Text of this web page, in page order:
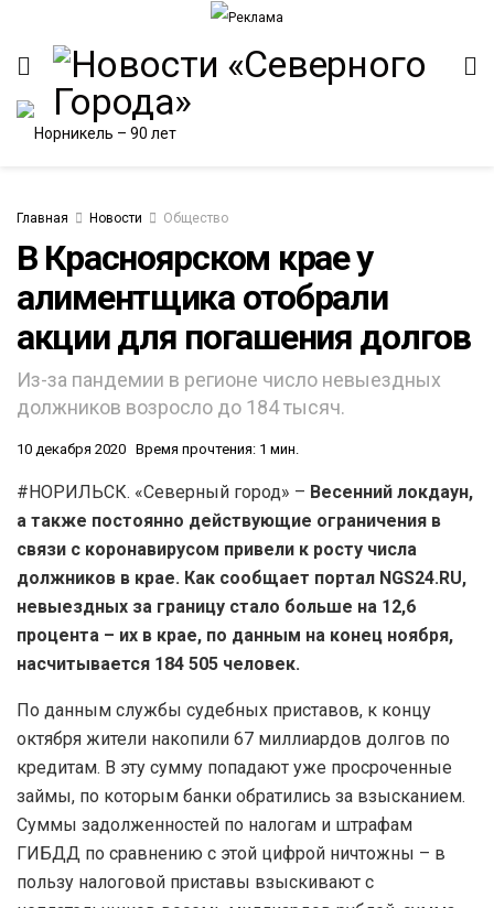
Главная Новости Общество
В Красноярском крае у
алиментщика отобрали
акции для погашения долгов
Из-за пандемии в регионе число невыездных
должников возросло до 184 тысяч.
10 декабря 2020 Время прочтения: 1 мин.
#НОРИЛЬСК. «Северный город» – Весенний локдаун,
а также постоянно действующие ограничения в
связи с коронавирусом привели к росту числа
должников в крае. Как сообщает портал NGS24.RU,
невыездных за границу стало больше на 12,6
процента – их в крае, по данным на конец ноября,
насчитывается 184 505 человек.
По данным службы судебных приставов, к концу
октября жители накопили 67 миллиардов долгов по
кредитам. В эту сумму попадают уже просроченные
займы, по которым банки обратились за взысканием.
Суммы задолженностей по налогам и штрафам
ГИБДД по сравнению с этой цифрой ничтожны – в
пользу налоговой приставы взыскивают с